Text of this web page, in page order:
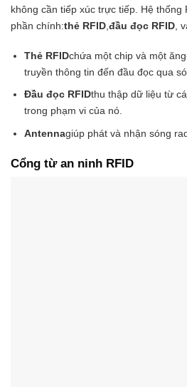
không cần tiếp xúc trực tiếp. Hệ thống
phần chính:thẻ RFID đầu đọc RFID ,
Thẻ RFIDchứa một chip và một
truyền thông tin đến đầu đọc qua
Đầu đọc RFIDthu thập dữ liệu từ
trong phạm vi của nó.
Antennagiúp phát và nhận sóng
Cổng từ an ninh RFID